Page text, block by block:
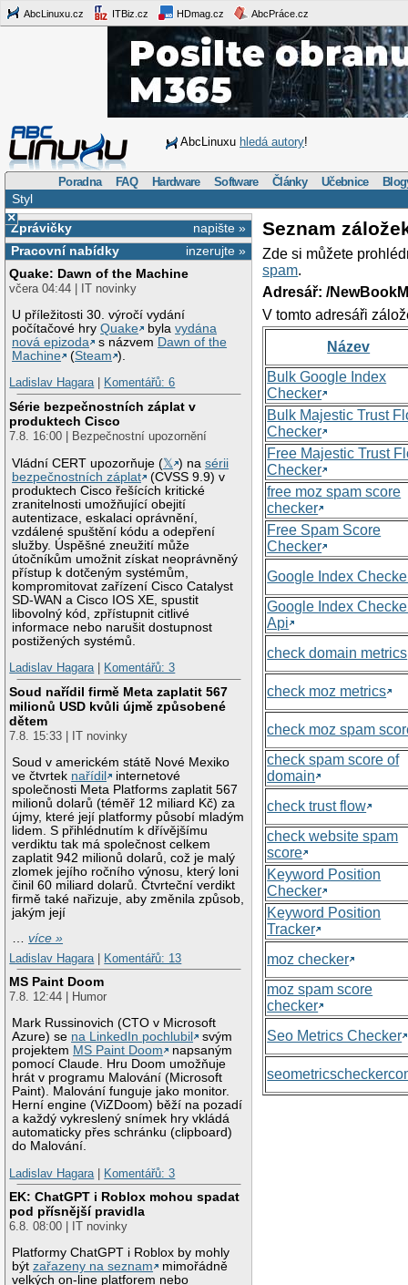
AbcLinuxu.cz ITBiz.cz HDmag.cz AbcPráce.cz
AbcLinuxu hledá autory!
Poradna FAQ Hardware Software Články Učebnice
Styl
×
napište »
Zprávičky
inzerujte »
Pracovní nabídky
Quake: Dawn of the Machine
včera 04:44 | IT novinky
U příležitosti 30. výročí vydání
počítačové hryQuake bylavydána
nová epizoda
s názvem Dawn of the
Machine
(Steam ).
Ladislav Hagara| Komentářů: 6
Série bezpečnostních záplat v
produktech Cisco
7.8. 16:00 | Bezpečnostní upozornění
Vládní CERT upozorňuje (𝕏 ) nasérii
bezpečnostních záplat
(CVSS 9.9) v
produktech Cisco řešících kritické
zranitelnosti umožňující obejití
autentizace, eskalaci oprávnění,
vzdálené spuštění kódu a odepření
služby. Úspěšné zneužití může
útočníkům umožnit získat neoprávněný
přístup k dotčeným systémům,
kompromitovat zařízení Cisco Catalyst
SD-WAN a Cisco IOS XE, spustit
libovolný kód, zpřístupnit citlivé
informace nebo narušit dostupnost
postižených systémů.
Ladislav Hagara| Komentářů: 3
Soud nařídil firmě Meta zaplatit 567
milionů USD kvůli újmě způsobené
dětem
7.8. 15:33 | IT novinky
Soud v americkém státě Nové Mexiko
ve čtvrtek nařídil
internetové
společnosti Meta Platforms zaplatit 567
milionů dolarů (téměř 12 miliard Kč) za
újmy, které její platformy působí mladým
lidem. S přihlédnutím k dřívějšímu
verdiktu tak má společnost celkem
zaplatit 942 milionů dolarů, což je malý
zlomek jejího ročního výnosu, který loni
činil 60 miliard dolarů. Čtvrteční verdikt
firmě také nařizuje, aby změnila způsob,
jakým její
…více »
Ladislav Hagara
Komentářů: 13
MS Paint Doom
7.8. 12:44 | Humor
Mark Russinovich (CTO v Microsoft
Azure) se na LinkedIn pochlubil
svým
projektem MS Paint Doom
napsaným
pomocí Claude. Hru Doom umožňuje
hrát v programu Malování (Microsoft
Paint). Malování funguje jako monitor.
Herní engine (ViZDoom) běží na pozadí
a každý vykreslený snímek hry vkládá
automaticky přes schránku (clipboard)
do Malování.
Ladislav Hagara
Komentářů: 3
EK: ChatGPT i Roblox mohou spadat
pod přísnější pravidla
6.8. 08:00 | IT novinky
Platformy ChatGPT i Roblox by mohly
býtzařazeny na seznam
mimořádně
velkých on-line platforem nebo
Seznam
Zde si můžete
spam.
Adresář: /
V tomto adresáři
Název
Bulk Google Index
Checker
Bulk Majestic Trust
Checker
Free Majestic Trust
Checker
free moz spam score
checker
Free Spam Score
Checker
Google Index
Google Index
Api
check domain metrics
check moz metrics
check moz spam
check spam score of
domain
check trust flow
check website spam
score
Keyword Position
Checker
Keyword Position
Tracker
moz checker
moz spam score
checker
Seo Metrics Checker